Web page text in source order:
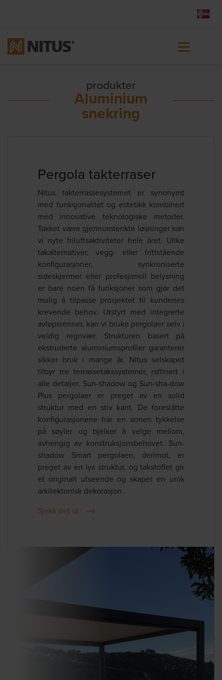
produkter
Aluminium
snekring
Pergola takterraser
Nitus takterrassesystemet er synonymt
med funksjonalitet og estetikk kombinert
med innovative teknologiske metoder.
Takket være gjennomtenkte løsninger kan
vi nyte friluftsaktiviteter hele året. Ulike
takalternativer, vegg- eller frittstående
konfigurasjoner, synkroniserte
sideskjermer eller profesjonell belysning
er bare noen få funksjoner som gjør det
mulig å tilpasse prosjektet til kundenes
krevende behov. Utstyrt med integrerte
avløpsrenner, kan vi bruke pergolaer selv i
veldig regnvær. Strukturen basert på
ekstruderte aluminiumsprofiler garanterer
sikker bruk i mange år. Nitus selskapet
tilbyr tre terrassetakssystemer, raffinert i
alle detaljer. Sun-shadow og Sun-sha-dow
Plus pergolaer er preget av en solid
struktur med en stiv kant. De foreslåtte
konfigurasjonene har en annen tykkelse
på søyler og bjelker å velge mellom,
avhengig av konstruksjonsbehovet. Sun-
shadow Smart pergolaen, derimot, er
preget av en lys struktur, og takstoffet gir
et originalt utseende og skaper en unik
arkitektonisk dekorasjon.
Sjekk det ut